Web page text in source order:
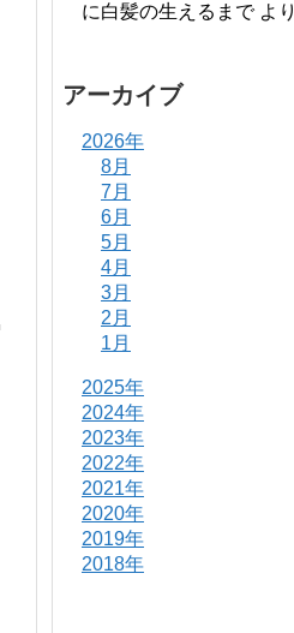
に白髪の生えるまでより
アーカイブ
2026年
8月
7月
6月
5月
4月
3月
2月
1月
2025年
2024年
2023年
2022年
2021年
2020年
2019年
2018年